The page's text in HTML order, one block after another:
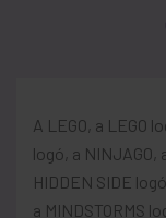
A LEGO, a LEGO
logó, a NINJAGO,
HIDDEN SIDE
a MINDSTORMS